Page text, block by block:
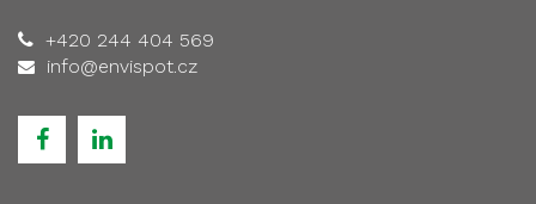
+420 244 404 569
info@envispot.cz